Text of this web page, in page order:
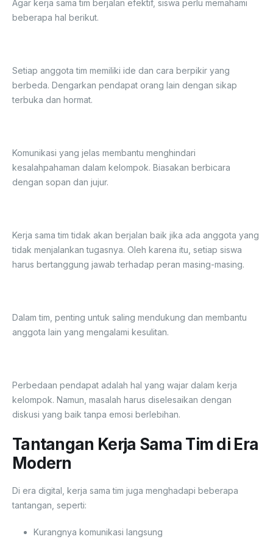
Agar kerja sama tim berjalan efektif, siswa perlu memahami
beberapa hal berikut.
Setiap anggota tim memiliki ide dan cara berpikir yang
berbeda. Dengarkan pendapat orang lain dengan sikap
terbuka dan hormat.
Komunikasi yang jelas membantu menghindari
kesalahpahaman dalam kelompok. Biasakan berbicara
dengan sopan dan jujur.
Kerja sama tim tidak akan berjalan baik jika ada anggota yang
tidak menjalankan tugasnya. Oleh karena itu, setiap siswa
harus bertanggung jawab terhadap peran masing-masing.
Dalam tim, penting untuk saling mendukung dan membantu
anggota lain yang mengalami kesulitan.
Perbedaan pendapat adalah hal yang wajar dalam kerja
kelompok. Namun, masalah harus diselesaikan dengan
diskusi yang baik tanpa emosi berlebihan.
Tantangan Kerja Sama Tim di Era
Modern
Di era digital, kerja sama tim juga menghadapi beberapa
tantangan, seperti:
Kurangnya komunikasi langsung